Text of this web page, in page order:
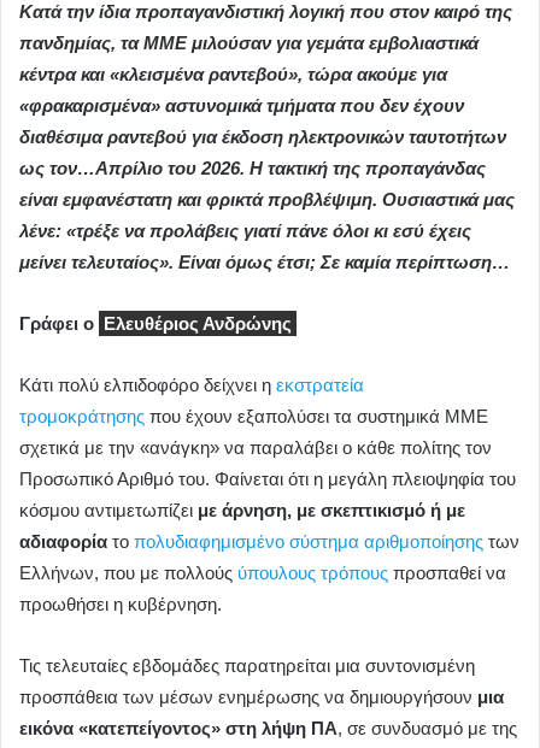
Κατά την ίδια προπαγανδιστική λογική που στον καιρό της
πανδημίας, τα ΜΜΕ μιλούσαν για γεμάτα εμβολιαστικά
κέντρα και «κλεισμένα ραντεβού», τώρα ακούμε για
«φρακαρισμένα» αστυνομικά τμήματα που δεν έχουν
διαθέσιμα ραντεβού για έκδοση ηλεκτρονικών ταυτοτήτων
ως τον…Απρίλιο του 2026. Η τακτική της προπαγάνδας
είναι εμφανέστατη και φρικτά προβλέψιμη. Ουσιαστικά μας
λένε: «τρέξε να προλάβεις γιατί πάνε όλοι κι εσύ έχεις
μείνει τελευταίος». Είναι όμως έτσι; Σε καμία περίπτωση…
Γράφει ο Ελευθέριος Ανδρώνης
Κάτι πολύ ελπιδοφόρο δείχνει η εκστρατεία
τρομοκράτησης που έχουν εξαπολύσει τα συστημικά ΜΜΕ
σχετικά με την «ανάγκη» να παραλάβει ο κάθε πολίτης τον
Προσωπικό Αριθμό του. Φαίνεται ότι η μεγάλη πλειοψηφία του
κόσμου αντιμετωπίζει με άρνηση, με σκεπτικισμό ή με
αδιαφορία το πολυδιαφημισμένο σύστημα αριθμοποίησης των
Ελλήνων, που με πολλούς ύπουλους τρόπους προσπαθεί να
προωθήσει η κυβέρνηση.
Τις τελευταίες εβδομάδες παρατηρείται μια συντονισμένη
προσπάθεια των μέσων ενημέρωσης να δημιουργήσουν μια
εικόνα «κατεπείγοντος» στη λήψη ΠΑ, σε συνδυασμό με της